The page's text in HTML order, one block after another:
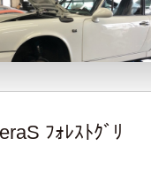
ﾌｫﾚｽﾄｸﾞﾘ